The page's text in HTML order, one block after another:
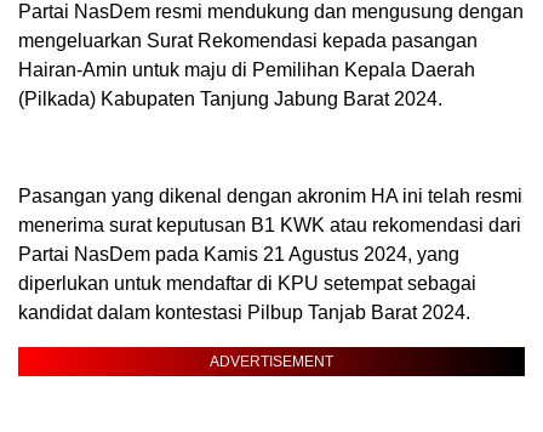
Partai NasDem resmi mendukung dan mengusung dengan
mengeluarkan Surat Rekomendasi kepada pasangan
Hairan-Amin untuk maju di Pemilihan Kepala Daerah
(Pilkada) Kabupaten Tanjung Jabung Barat 2024.
Pasangan yang dikenal dengan akronim HA ini telah resmi
menerima surat keputusan B1 KWK atau rekomendasi dari
Partai NasDem pada Kamis 21 Agustus 2024, yang
diperlukan untuk mendaftar di KPU setempat sebagai
kandidat dalam kontestasi Pilbup Tanjab Barat 2024.
ADVERTISEMENT